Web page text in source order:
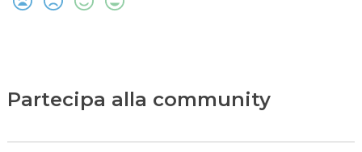
Partecipa alla community